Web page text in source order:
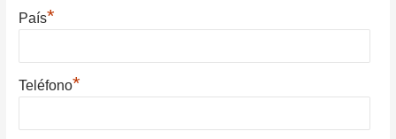
País*
Teléfono*